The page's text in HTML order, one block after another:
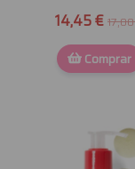
14,45 €
Comprar